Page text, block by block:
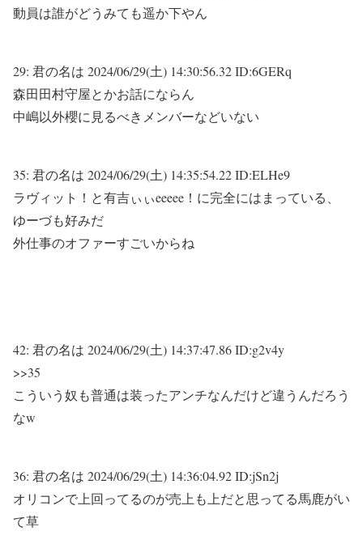
動員は誰がどうみても遥か下やん
29: 君の名は 2024/06/29(土) 14:30:56.32 ID:6GERq
森田田村守屋とかお話にならん
中嶋以外櫻に見るべきメンバーなどいない
35: 君の名は 2024/06/29(土) 14:35:54.22 ID:ELHe9
ラヴィット！と有吉ぃぃeeeee！に完全にはまっている、
ゆーづも好みだ
外仕事のオファーすごいからね
42: 君の名は 2024/06/29(土) 14:37:47.86 ID:g2v4y
>>35
こういう奴も普通は装ったアンチなんだけど違うんだろう
なw
36: 君の名は 2024/06/29(土) 14:36:04.92 ID:jSn2j
オリコンで上回ってるのが売上も上だと思ってる馬鹿がい
て草